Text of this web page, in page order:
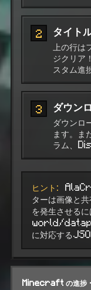
2 タイト
上の行
ジクリア
スタム進
3 ダウン
ダウン
ます。
ラム、
ヒント:
ターは画像と
を発生させるに
world/
に対応する
Minecraft の進捗 —